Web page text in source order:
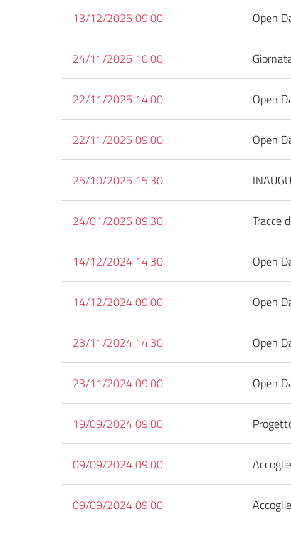
13/12/2025 09:00 Open
24/11/2025 10:00
22/11/2025 14:00 Open
22/11/2025 09:00 Open
25/10/2025 15:30
24/01/2025 09:30 Tracce
14/12/2024 14:30 Open
14/12/2024 09:00 Open
23/11/2024 14:30 Open
23/11/2024 09:00 Open
19/09/2024 09:00
09/09/2024 09:00
09/09/2024 09:00